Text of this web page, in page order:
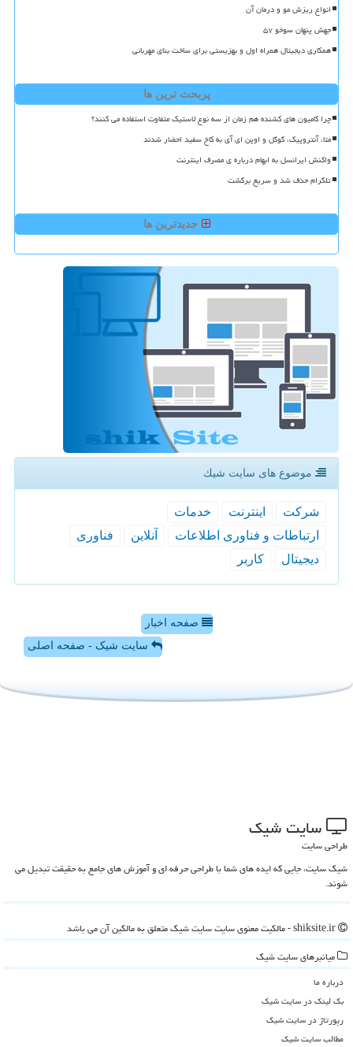
انواع ریزش مو و درمان آن
جهش پنهان سوخو ۵۷
همکاری دیجیتال همراه اول و بهزیستی برای ساخت بنای مهربانی
پربحث ترین ها
چرا کامیون های کشنده هم زمان از سه نوع لاستیک متفاوت استفاده می کنند؟
متا، آنتروپیک، گوگل و اوپن ای آی به کاخ سفید احضار شدند
واکنش ایرانسل به ابهام درباره ی مصرف اینترنت
تلگرام حذف شد و سریع برگشت
جدیدترین ها
موضوع های سایت شیك
شركت اینترنت
خدمات
ارتباطات و فناوری اطلاعات
آنلاین
فناوری
دیجیتال
كاربر
صفحه اخبار
سایت شیک - صفحه اصلی
سایت شیك
طراحی سایت
شیک سایت، جایی که ایده های شما با طراحی حرفه ای و آموزش های جامع به حقیقت تبدیل می
شوند.
میانبرهای سایت شیك
درباره ما
بک لینک در سایت شیك
رپورتاژ در سایت شیك
مطالب سایت شیك